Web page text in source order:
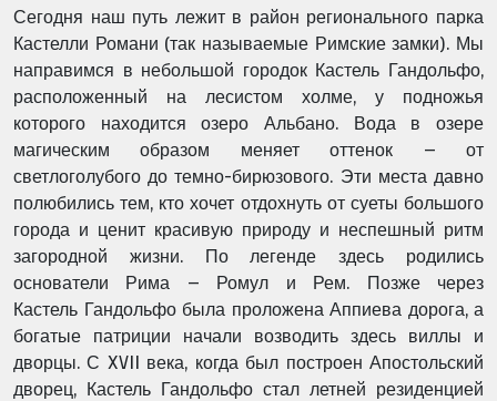
Сегодня наш путь лежит в район регионального парка
Кастелли Романи (так называемые Римские замки). Мы
направимся в небольшой городок Кастель Гандольфо,
расположенный на лесистом холме, у подножья
которого находится озеро Альбано. Вода в озере
магическим образом меняет оттенок – от
светлоголубого до темно-бирюзового. Эти места давно
полюбились тем, кто хочет отдохнуть от суеты большого
города и ценит красивую природу и неспешный ритм
загородной жизни. По легенде здесь родились
основатели Рима – Ромул и Рем. Позже через
Кастель Гандольфо была проложена Аппиева дорога, а
богатые патриции начали возводить здесь виллы и
дворцы. С XVII века, когда был построен Апостольский
дворец, Кастель Гандольфо стал летней резиденцией